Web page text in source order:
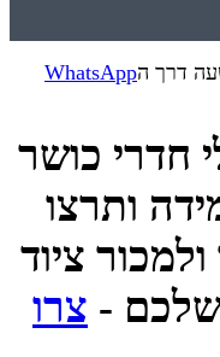
דרך הWhatsApp
חדרי כושר
ותרצו
ציוד
שלכם - צרו